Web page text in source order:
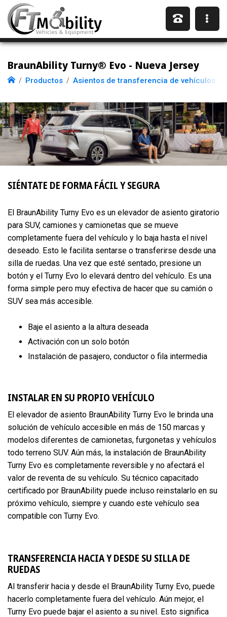
BraunAbility Turny® Evo - Nueva Jersey
Productos Asientos de transferencia de vehículos
SIÉNTATE DE FORMA FÁCIL Y SEGURA
El BraunAbility Turny Evo es un elevador de asiento giratorio
para SUV, camiones y camionetas que se mueve
completamente fuera del vehículo y lo baja hasta el nivel
deseado. Esto le facilita sentarse o transferirse desde una
silla de ruedas. Una vez que esté sentado, presione un
botón y el Turny Evo lo elevará dentro del vehículo. Es una
forma simple pero muy efectiva de hacer que su camión o
SUV sea más accesible.
Baje el asiento a la altura deseada
Activación con un solo botón
Instalación de pasajero, conductor o fila intermedia
INSTALAR EN SU PROPIO VEHÍCULO
El elevador de asiento BraunAbility Turny Evo le brinda una
solución de vehículo accesible en más de 150 marcas y
modelos diferentes de camionetas, furgonetas y vehículos
todo terreno SUV. Aún más, la instalación de BraunAbility
Turny Evo es completamente reversible y no afectará el
valor de reventa de su vehículo. Su técnico capacitado
certificado por BraunAbility puede incluso reinstalarlo en su
próximo vehículo, siempre y cuando este vehículo sea
compatible con Turny Evo.
TRANSFERENCIA HACIA Y DESDE SU SILLA DE
RUEDAS
Al transferir hacia y desde el BraunAbility Turny Evo, puede
hacerlo completamente fuera del vehículo. Aún mejor, el
Turny Evo puede bajar el asiento a su nivel. Esto significa